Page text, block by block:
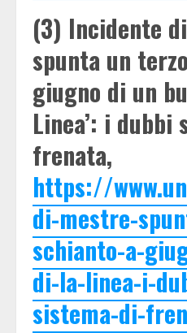
(3) Incidente
spunta un
giugno di un
Linea’: i
frenata,
https://
di-mestre-
schianto-a-
di-la-linea-i-
sistema-di-